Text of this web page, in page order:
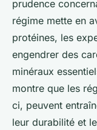
prudence
régime mette en
protéines, les
engendrer des
minéraux
montre que les
ci, peuvent
leur durabilité et